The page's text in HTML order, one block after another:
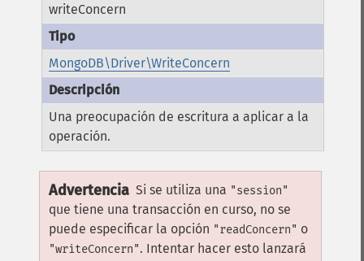
writeConcern
MongoDB\Driver\WriteConcern
Una preocupación de escritura a aplicar a la
operación.
Advertencia Si se utiliza una "session"
que tiene una transacción en curso, no se
puede especificar la opción "readConcern" o
"writeConcern". Intentar hacer esto lanzará